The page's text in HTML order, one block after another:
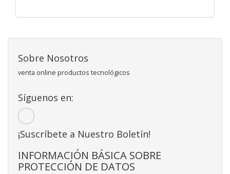
Sobre Nosotros
venta online productos tecnológicos
Síguenos en:
¡Suscríbete a Nuestro Boletín!
INFORMACIÓN BÁSICA SOBRE
PROTECCIÓN DE DATOS